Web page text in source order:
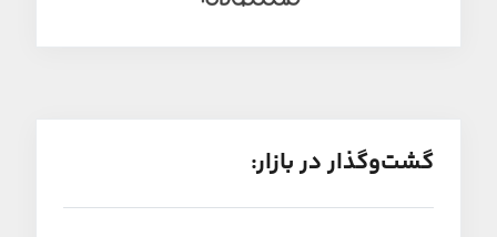
گشت‌و‌گذار در بازار: